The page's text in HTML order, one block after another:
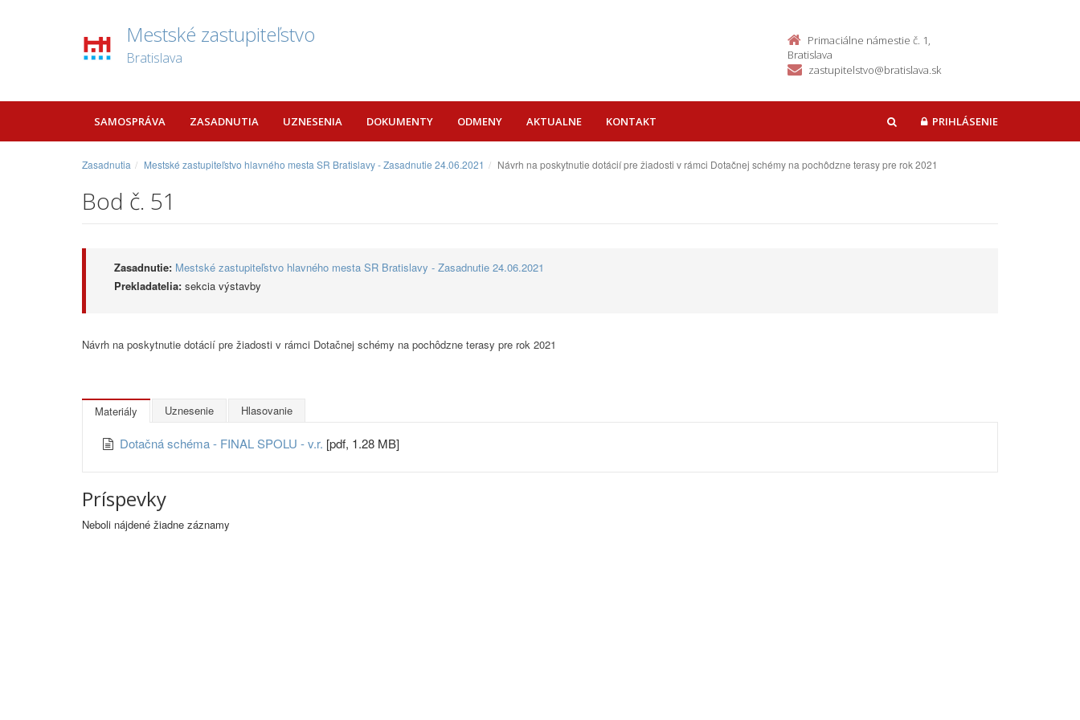
Mestské zastupiteľstvo
Bratislava
Primaciálne námestie č. 1,
Bratislava
zastupitelstvo@bratislava.sk
SAMOSPRÁVA ZASADNUTIA UZNESENIA DOKUMENTY ODMENY AKTUALNE KONTAKT HĽADAŤPRIHLÁSENIE
Zasadnutia Mestské zastupiteľstvo hlavného mesta SR Bratislavy - Zasadnutie 24.06.2021 Návrh na poskytnutie dotácií pre žiadosti v rámci Dotačnej schémy na pochôdzne terasy pre rok 2021
Bod č. 51
Zasadnutie: Mestské zastupiteľstvo hlavného mesta SR Bratislavy - Zasadnutie 24.06.2021
Prekladatelia: sekcia výstavby
Návrh na poskytnutie dotácií pre žiadosti v rámci Dotačnej schémy na pochôdzne terasy pre rok 2021
Materiály Uznesenie Hlasovanie
Dotačná schéma - FINAL SPOLU - v.r. [pdf, 1.28 MB]
Príspevky
Neboli nájdené žiadne záznamy